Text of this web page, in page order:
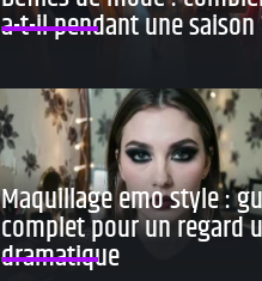
a-t-il pendant une saison
Maquillage emo style :
complet pour un regard
dramatique